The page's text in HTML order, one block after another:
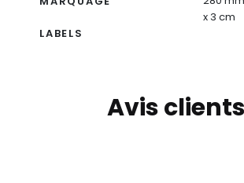
x 3 cm
LABELS
Avis clients